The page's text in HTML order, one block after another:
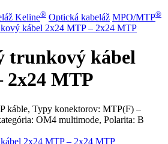
Keline® Optická kabeláž MPO/MTP®
kábel 2x24 MTP – 2x24 MTP
trunkový kábel
2x24 MTP
káble, Typy konektorov: MTP(F) –
OM4 multimode, Polarita: B